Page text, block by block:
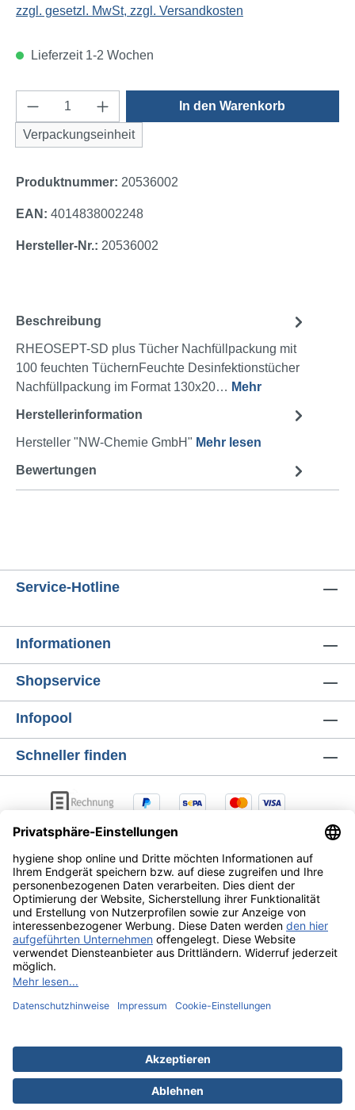
zzgl. gesetzl. MwSt, zzgl. Versandkosten
Lieferzeit 1-2 Wochen
Produkt Anzahl: Gib den gewünschten
Verpackungseinheit
In den Warenkorb
Produktnummer: 20536002
EAN: 4014838002248
Hersteller-Nr.: 20536002
Beschreibung
RHEOSEPT-SD plus Tücher Nachfüllpackung mit
100 feuchten TüchernFeuchte Desinfektionstücher
Nachfüllpackung im Format 130x20… Mehr
Herstellerinformation
Hersteller "NW-Chemie GmbH" Mehr lesen
Bewertungen
Service-Hotline
Informationen
Shopservice
Infopool
Schneller finden
AGB Lieferung & Versandkosten
Zahlungsarten
Versandkostenund ggf. Nachnahmegebühren, wenn nicht
anders angegeben.